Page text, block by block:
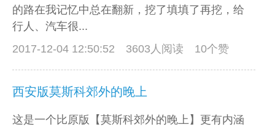
的路在我记忆中总在翻新，挖了填填了再挖，给
行人、汽车很...
2017-12-04 12:50:52
3603人阅读 10个赞
西安版莫斯科郊外的晚上
这是一个比原版【莫斯科郊外的晚上】更有内涵